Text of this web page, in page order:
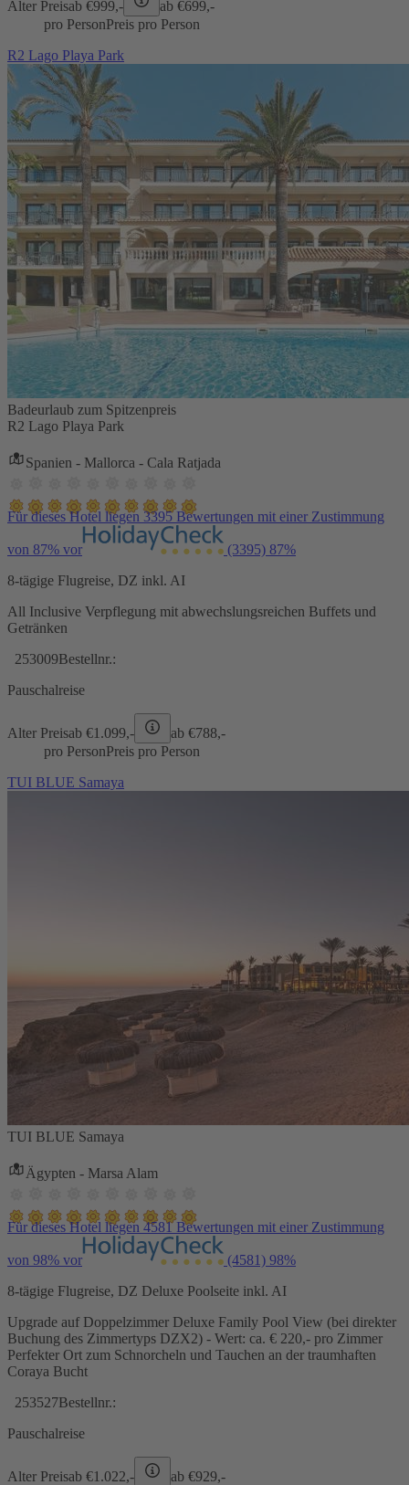
Alter Preisab €999,- ab €699,-
pro PersonPreis pro Person
R2 Lago Playa Park
Badeurlaub zum Spitzenpreis
R2 Lago Playa Park
Spanien - Mallorca - Cala Ratjada
Für dieses Hotel liegen 3395 Bewertungen mit einer Zustimmung
von 87% vor (3395) 87%
8-tägige Flugreise, DZ inkl. AI
All Inclusive Verpflegung mit abwechslungsreichen Buffets und
Getränken
253009Bestellnr.:
Pauschalreise
Alter Preisab €1.099,- ab €788,-
pro PersonPreis pro Person
TUI BLUE Samaya
TUI BLUE Samaya
Ägypten - Marsa Alam
Für dieses Hotel liegen 4581 Bewertungen mit einer Zustimmung
von 98% vor (4581) 98%
8-tägige Flugreise, DZ Deluxe Poolseite inkl. AI
Upgrade auf Doppelzimmer Deluxe Family Pool View (bei direkter
Buchung des Zimmertyps DZX2) - Wert: ca. € 220,- pro Zimmer
Perfekter Ort zum Schnorcheln und Tauchen an der traumhaften
Coraya Bucht
253527Bestellnr.:
Pauschalreise
Alter Preisab €1.022,- ab €929,-